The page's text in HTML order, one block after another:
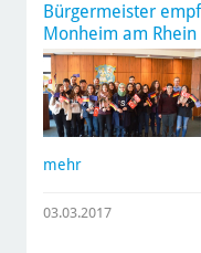
Bürgermeister
Monheim am Rhein
mehr
03.03.2017